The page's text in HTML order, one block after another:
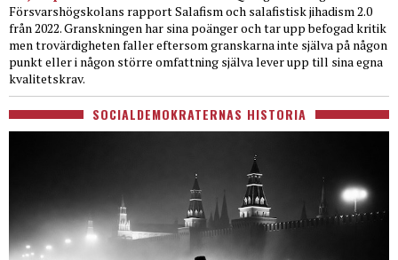
Försvarshögskolans rapport Salafism och salafistisk jihadism 2.0
från 2022. Granskningen har sina poänger och tar upp befogad kritik
men trovärdigheten faller eftersom granskarna inte själva på någon
punkt eller i någon större omfattning själva lever upp till sina egna
kvalitetskrav.
SOCIALDEMOKRATERNAS HISTORIA